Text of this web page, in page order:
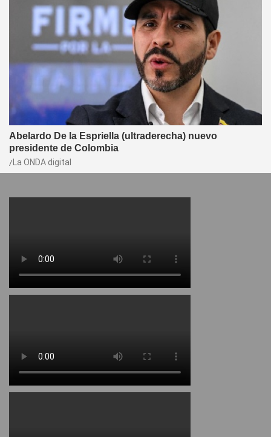
Abelardo De la Espriella (ultraderecha) nuevo
presidente de Colombia
La ONDA digital